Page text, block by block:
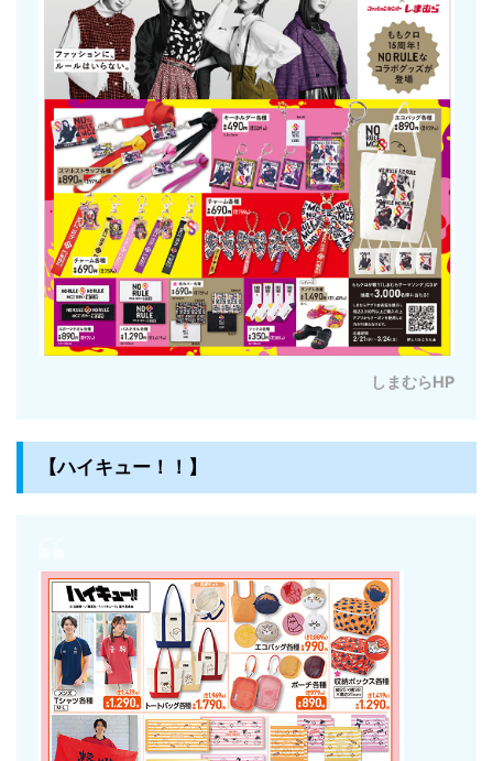
しまむらHP
【ハイキュー！！】